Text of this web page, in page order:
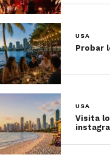
efectos
escenas
USA
Probar
USA
Visita